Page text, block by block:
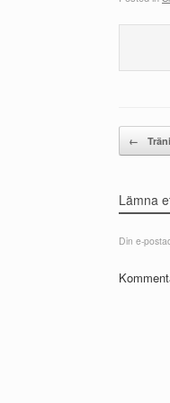
Post
←
Lämna
Din e-